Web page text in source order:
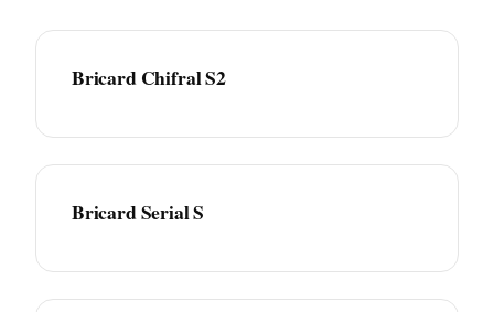
Bricard Chifral S2
Bricard Serial S